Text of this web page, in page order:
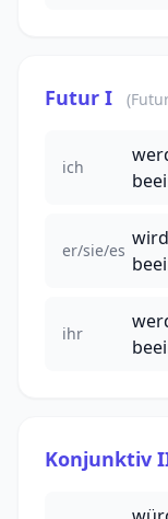
Futur I
ich
er/sie/es
wird
ihr
Konjunktiv